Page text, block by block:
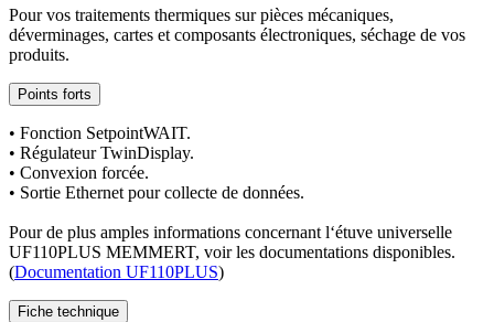
Pour vos traitements thermiques sur pièces mécaniques,
déverminages, cartes et composants électroniques, séchage de vos
produits.
Points forts
• Fonction SetpointWAIT.
• Régulateur TwinDisplay.
• Convexion forcée.
• Sortie Ethernet pour collecte de données.
Pour de plus amples informations concernant l‘étuve universelle
UF110PLUS MEMMERT, voir les documentations disponibles.
(Documentation UF110PLUS)
Fiche technique